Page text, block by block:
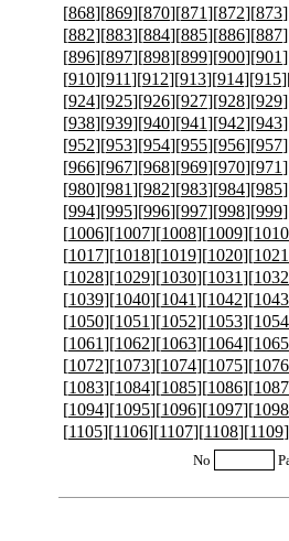
[868][869][870][871][872][873
[882][883][884][885][886][887
[896][897][898][899][900][901
[910][911][912][913][914][915
[924][925][926][927][928][929
[938][939][940][941][942][943
[952][953][954][955][956][957
[966][967][968][969][970][971
[980][981][982][983][984][985
[994][995][996][997][998][999
[1006][1007][1008][1009][1010
[1017][1018][1019][1020][1021
[1028][1029][1030][1031][1032
[1039][1040][1041][1042][1043
[1050][1051][1052][1053][1054
[1061][1062][1063][1064][1065
[1072][1073][1074][1075][1076
[1083][1084][1085][1086][1087
[1094][1095][1096][1097][1098
[1105][1106][1107][1108][1109
No